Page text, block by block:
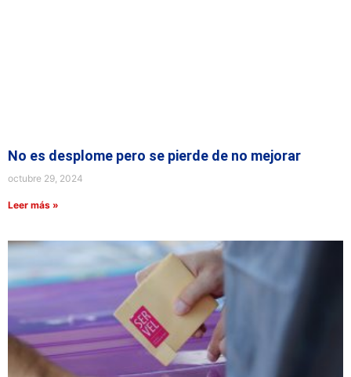
No es desplome pero se pierde de no mejorar
octubre 29, 2024
Leer más »